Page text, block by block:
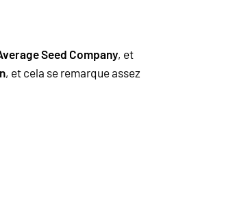
Seed Company, et
, et cela se remarque assez